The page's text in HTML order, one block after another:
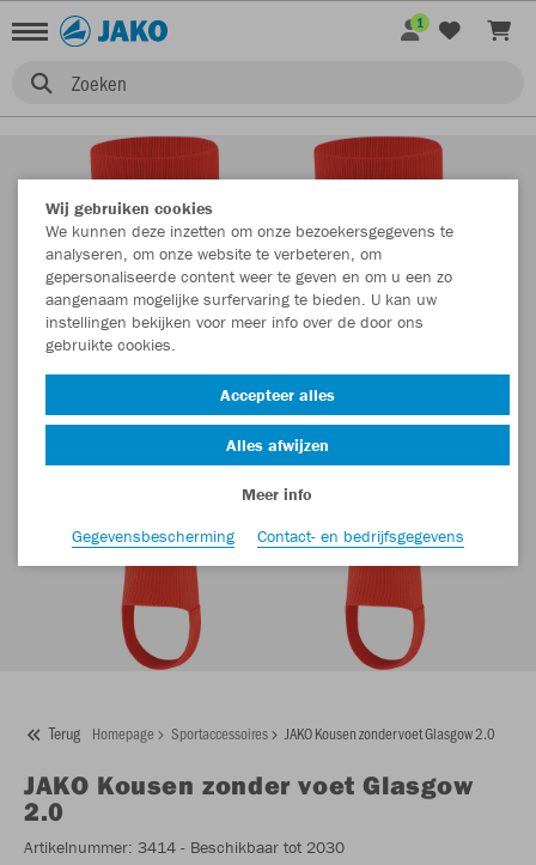
Zoeken
1
Terug Homepage Sportaccessoires JAKO Kousen zonder voet Glasgow 2.0
JAKO Kousen zonder voet Glasgow
2.0
Artikelnummer: 3414 - Beschikbaar tot 2030
Wij gebruiken cookies
We kunnen deze inzetten om onze bezoekersgegevens te
analyseren, om onze website te verbeteren, om
gepersonaliseerde content weer te geven en om u een zo
aangenaam mogelijke surfervaring te bieden. U kan uw
instellingen bekijken voor meer info over de door ons
gebruikte cookies.
Accepteer alles
Alles afwijzen
Meer info
Gegevensbescherming
Contact- en bedrijfsgegevens